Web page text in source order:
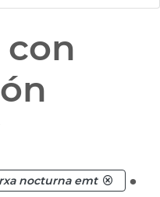
nocturna emt .